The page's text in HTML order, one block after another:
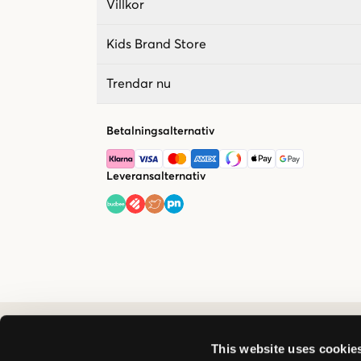
This website uses
Villkor
Kids Brand Store
Trendar nu
Betalningsalternativ
Leveransalternativ